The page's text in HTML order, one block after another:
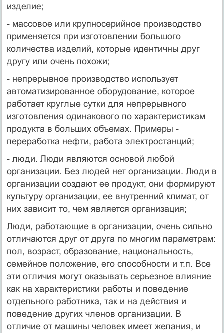
изделие;
- массовое или крупносерийное производство
применяется при изготовлении большого
количества изделий, которые идентичны друг
другу или очень похожи;
- непрерывное производство использует
автоматизированное оборудование, которое
работает круглые сутки для непрерывного
изготовления одинакового по характеристикам
продукта в больших объемах. Примеры -
переработка нефти, работа электростанций;
- люди. Люди являются основой любой
организации. Без людей нет организации. Люди в
организации создают ее продукт, они формируют
культуру организации, ее внутренний климат, от
них зависит то, чем является организация;
Люди, работающие в организации, очень сильно
отличаются друг от друга по многим параметрам:
пол, возраст, образование, национальность,
семейное положение, его способности и т.п. Все
эти отличия могут оказывать серьезное влияние
как на характеристики работы и поведение
отдельного работника, так и на действия и
поведение других членов организации. В
отличие от машины человек имеет желания, и